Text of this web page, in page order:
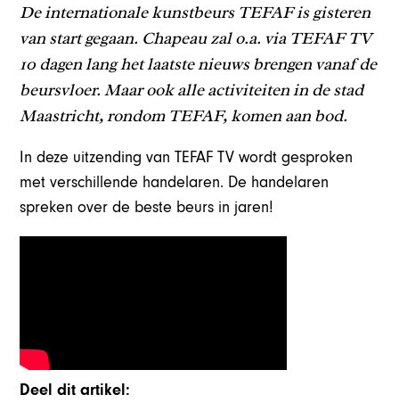
De internationale kunstbeurs TEFAF is gisteren
van start gegaan. Chapeau zal o.a. via TEFAF TV
10 dagen lang het laatste nieuws brengen vanaf de
beursvloer. Maar ook alle activiteiten in de stad
Maastricht, rondom TEFAF, komen aan bod.
In deze uitzending van TEFAF TV wordt gesproken
met verschillende handelaren. De handelaren
spreken over de beste beurs in jaren!
Deel dit artikel: